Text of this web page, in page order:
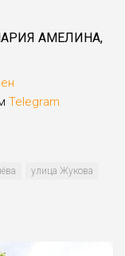
АМЕЛИНА,
Telegram
улица Жукова